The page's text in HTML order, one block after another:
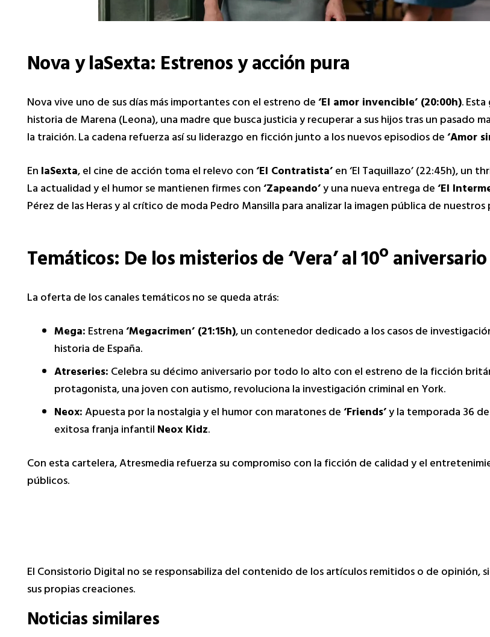
Nova y laSexta: Estrenos y acción pura
Nova vive uno de sus días más importantes con el estreno de‘El amor invencible’ (20:00h).
historia de Marena (Leona), una madre que busca justicia y recuperar a sus hijos tras un pasado
la traición. La cadena refuerza así su liderazgo en ficción junto a los nuevos episodios de‘Amor
EnlaSexta, el cine de acción toma el relevo con‘El Contratista’en ‘El Taquillazo’ (22:45h), un
La actualidad y el humor se mantienen firmes con‘Zapeando’y una nueva entrega de‘El
Pérez de las Heras y al crítico de moda Pedro Mansilla para analizar la imagen pública de
Temáticos: De los misterios de ‘Vera’ al 10º
La oferta de los canales temáticos no se queda atrás:
Mega:Estrena‘Megacrimen’ (21:15h), un contenedor dedicado a los casos de
historia de España.
Atreseries:Celebra su décimo aniversario por todo lo alto con el estreno de la ficción
protagonista, una joven con autismo, revoluciona la investigación criminal en York.
Neox:Apuesta por la nostalgia y el humor con maratones de‘Friends’y la temporada 36 de
exitosa franja infantilNeox Kidz.
Con esta cartelera, Atresmedia refuerza su compromiso con la ficción de calidad y el
públicos.
El Consistorio Digital no se responsabiliza del contenido de los artículos remitidos o de opinión,
sus propias creaciones.
Noticias similares